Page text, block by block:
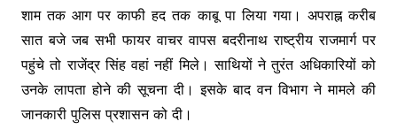
शाम तक आग पर काफी हद तक काबू पा लिया गया। अपराह्न करीब
सात बजे जब सभी फायर वाचर वापस बदरीनाथ राष्ट्रीय राजमार्ग पर
पहुंचे तो राजेंद्र सिंह वहां नहीं मिले। साथियों ने तुरंत अधिकारियों को
उनके लापता होने की सूचना दी। इसके बाद वन विभाग ने मामले की
जानकारी पुलिस प्रशासन को दी।